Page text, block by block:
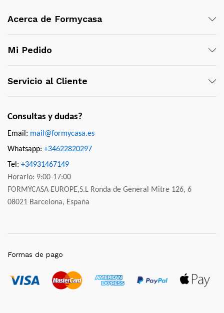
Acerca de Formycasa
Mi Pedido
Servicio al Cliente
Consultas y dudas?
Email: mail@formycasa.es
Whatsapp: +34622820297
Tel: +34931467149
Horario: 9:00-17:00
FORMYCASA EUROPE,S.L Ronda de General Mitre 126, 6
08021 Barcelona, España
Formas de pago